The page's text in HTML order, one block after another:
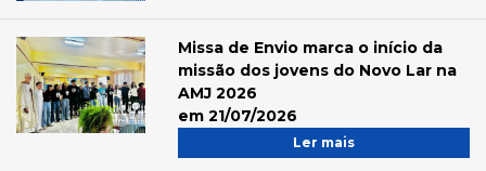
Missa de Envio marca o início da
missão dos jovens do Novo Lar na
AMJ 2026
em 21/07/2026
Ler mais